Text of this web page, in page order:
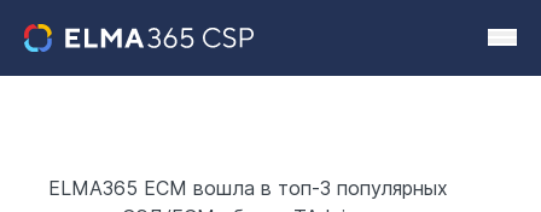
ELMA365 ECM вошла в топ-3 популярных